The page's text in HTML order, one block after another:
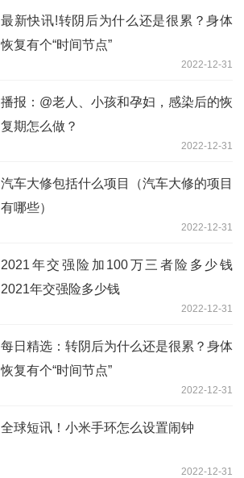
最新快讯!转阴后为什么还是很累？身体
恢复有个“时间节点”
2022-12-31
播报：@老人、小孩和孕妇，感染后的恢
复期怎么做？
2022-12-31
汽车大修包括什么项目（汽车大修的项目
有哪些）
2022-12-31
2021年交强险加100万三者险多少钱
2021年交强险多少钱
2022-12-31
每日精选：转阴后为什么还是很累？身体
恢复有个“时间节点”
2022-12-31
全球短讯！小米手环怎么设置闹钟
2022-12-31